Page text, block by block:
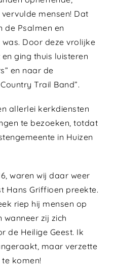
mensen! Dat
de Psalmen en
Door deze vrolijke
ging thuis luisteren
en naar de
Trail Band”.
allerlei kerkdiensten
te bezoeken, totdat
in Huizen
waren wij daar weer
Hans Griffioen preekte.
riep hij mensen op
zij zich
de Heilige Geest. Ik
maar verzette
komen!